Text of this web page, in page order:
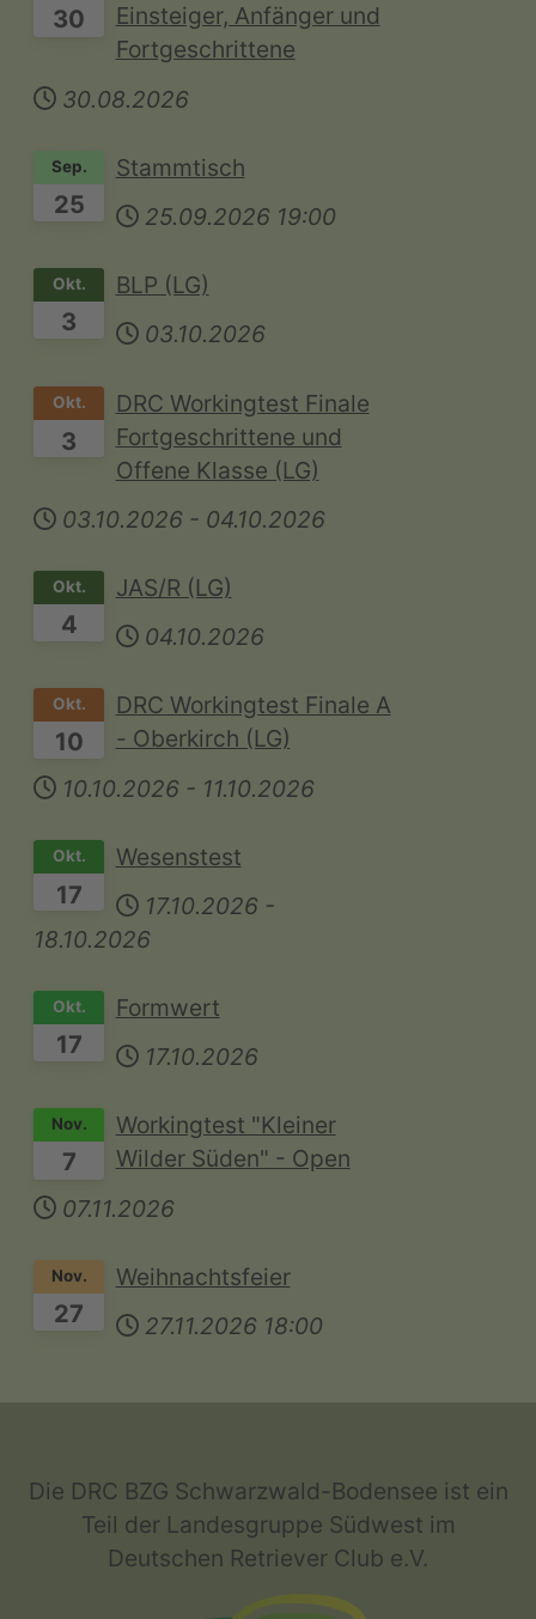
30
Einsteiger, Anfänger und
Fortgeschrittene
30.08.2026
25
Sep.
Stammtisch
25.09.2026 19:00
3
Okt.
BLP (LG)
03.10.2026
3
Okt.
DRC Workingtest Finale
Fortgeschrittene und
Offene Klasse (LG)
03.10.2026 - 04.10.2026
4
Okt.
JAS/R (LG)
04.10.2026
10
Okt.
DRC Workingtest Finale A
- Oberkirch (LG)
10.10.2026 - 11.10.2026
17
Okt.
Wesenstest
17.10.2026 -
18.10.2026
17
Okt.
Formwert
17.10.2026
7
Nov.
Workingtest "Kleiner
Wilder Süden" - Open
07.11.2026
27
Nov.
Weihnachtsfeier
27.11.2026 18:00
Die DRC BZG Schwarzwald-Bodensee ist ein
Teil der Landesgruppe Südwest im
Deutschen Retriever Club e.V.